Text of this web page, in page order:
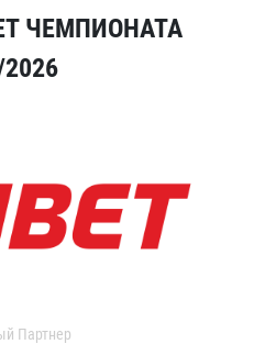
ЧЕМПИОНАТА
Партнер